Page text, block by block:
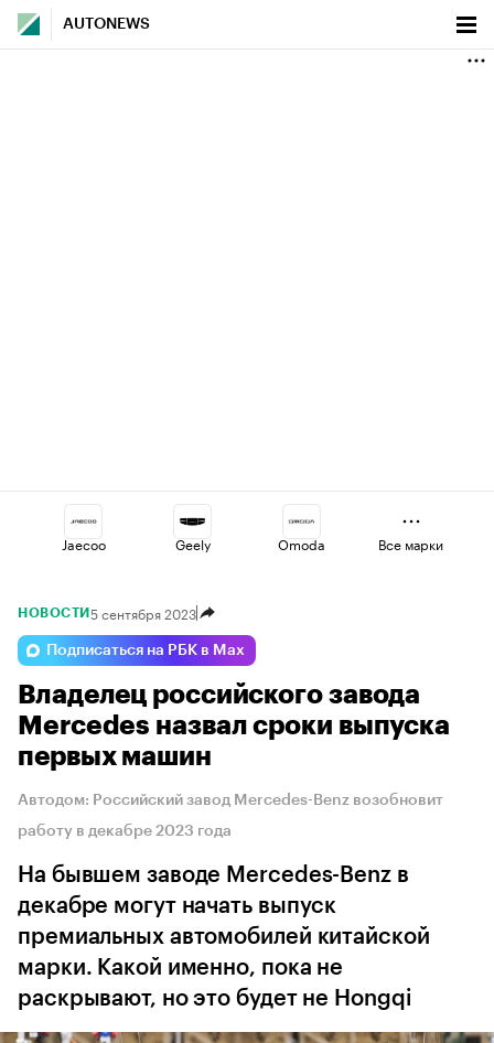
AUTONEWS
Jaecoo Geely Omoda
Esteo Haval
Voyah Volga Lada
Все марки
НОВОСТИ 5 сентября 2023
Подписаться на РБК в Max
Владелец российского завода
Mercedes назвал сроки выпуска
первых машин
Автодом: Российский завод Mercedes-Benz возобновит
работу в декабре 2023 года
На бывшем заводе Mercedes-Benz в
декабре могут начать выпуск
премиальных автомобилей китайской
марки. Какой именно, пока не
раскрывают, но это будет не Hongqi